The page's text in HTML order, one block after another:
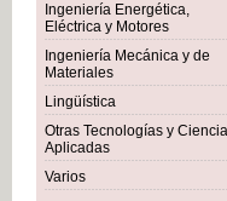
Ingeniería Energética,
Eléctrica y Motores
Ingeniería Mecánica y de
Materiales
Lingüística
Otras Tecnologías y
Aplicadas
Varios